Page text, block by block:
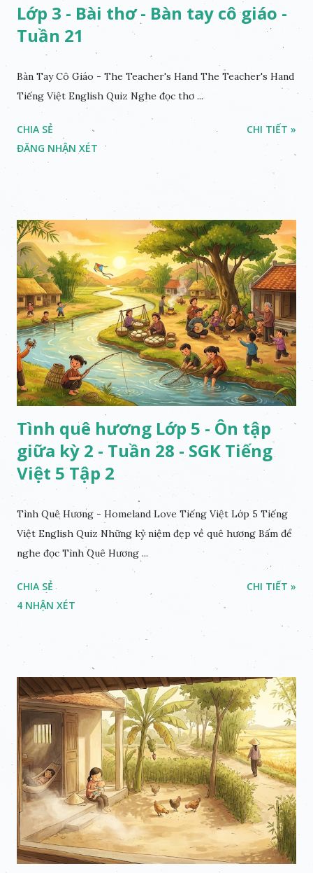
Lớp 3 - Bài thơ - Bàn tay cô giáo -
Tuần 21
Bàn Tay Cô Giáo - The Teacher's Hand The Teacher's Hand
Tiếng Việt English Quiz Nghe đọc thơ ...
CHIA SẺ
ĐĂNG NHẬN XÉT
CHI TIẾT »
Tình quê hương Lớp 5 - Ôn tập
giữa kỳ 2 - Tuần 28 - SGK Tiếng
Việt 5 Tập 2
Tình Quê Hương - Homeland Love Tiếng Việt Lớp 5 Tiếng
Việt English Quiz Những kỷ niệm đẹp về quê hương Bấm để
nghe đọc Tình Quê Hương ...
CHIA SẺ
4 NHẬN XÉT
CHI TIẾT »